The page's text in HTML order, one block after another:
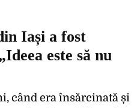
Iași a fost
este să nu
când era însărcinată și